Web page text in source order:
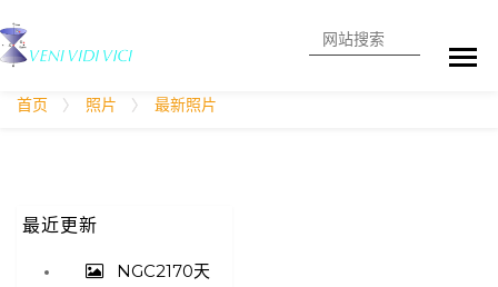
搜索
首页 照片 最新照片
最近更新
NGC2170天